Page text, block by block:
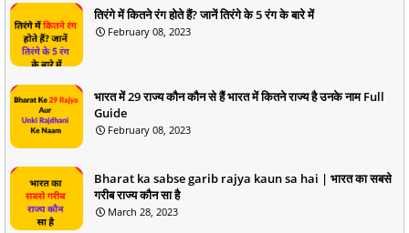
तिरंगे में कितने रंग होते हैं? जानें तिरंगे के 5 रंग के बारे में
February 08, 2023
भारत में 29 राज्य कौन कौन से हैं भारत में कितने राज्य है उनके नाम Full
Guide
February 08, 2023
Bharat ka sabse garib rajya kaun sa hai | भारत का सबसे
गरीब राज्य कौन सा है
March 28, 2023